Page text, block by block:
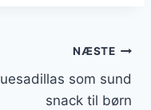
NÆSTE
som sund
snack til børn